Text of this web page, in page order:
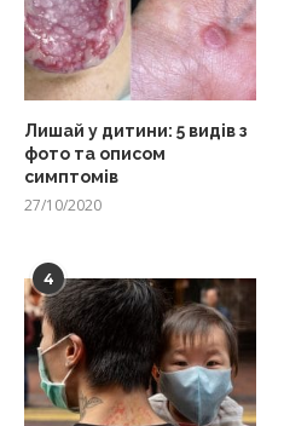
Лишай у дитини: 5 видів з
фото та описом
симптомів
27/10/2020
4